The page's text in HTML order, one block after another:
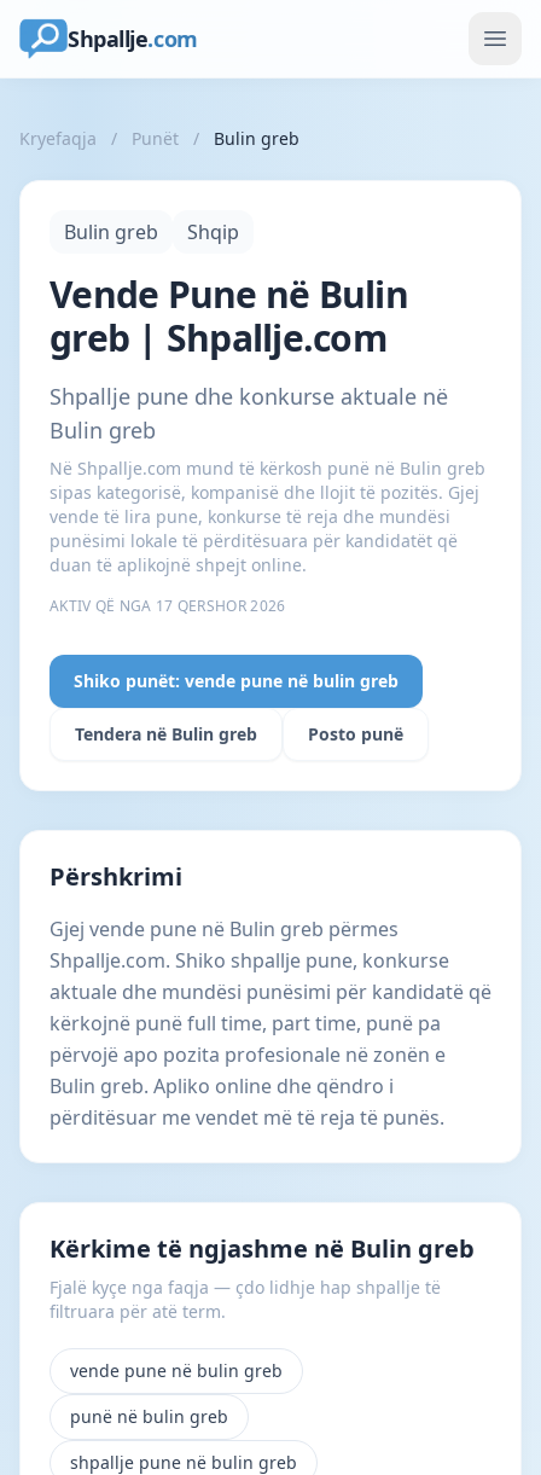
Shpallje.com
Kryefaqja / Punët / Bulin greb
Bulin greb Shqip
Vende Pune në Bulin
greb | Shpallje.com
Shpallje pune dhe konkurse aktuale në
Bulin greb
Në Shpallje.com mund të kërkosh punë në Bulin greb
sipas kategorisë, kompanisë dhe llojit të pozitës. Gjej
vende të lira pune, konkurse të reja dhe mundësi
punësimi lokale të përditësuara për kandidatët që
duan të aplikojnë shpejt online.
AKTIV QË NGA 17 QERSHOR 2026
Shiko punët: vende pune në bulin greb
Tendera në Bulin greb Posto punë
Përshkrimi
Gjej vende pune në Bulin greb përmes
Shpallje.com. Shiko shpallje pune, konkurse
aktuale dhe mundësi punësimi për kandidatë që
kërkojnë punë full time, part time, punë pa
përvojë apo pozita profesionale në zonën e
Bulin greb. Apliko online dhe qëndro i
përditësuar me vendet më të reja të punës.
Kërkime të ngjashme në Bulin greb
Fjalë kyçe nga faqja — çdo lidhje hap shpallje të
filtruara për atë term.
vende pune në bulin greb
punë në bulin greb
shpallje pune në bulin greb